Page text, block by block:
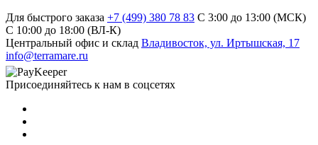
Для быстрого заказа +7 (499) 380 78 83 С 3:00 до 13:00 (МСК)
C 10:00 до 18:00 (ВЛ-К)
Центральный офис и склад Владивосток, ул. Иртышская, 17
info@terramare.ru
Присоединяйтесь к нам в соцсетях